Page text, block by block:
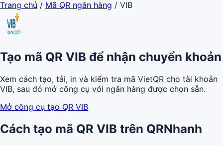
Trang chủ / Mã QR ngân hàng / VIB
Tạo mã QR VIB để nhận chuyển khoản
Xem cách tạo, tải, in và kiểm tra mã VietQR cho tài khoản
VIB, sau đó mở công cụ với ngân hàng được chọn sẵn.
Mở công cụ tạo QR VIB
Cách tạo mã QR VIB trên QRNhanh